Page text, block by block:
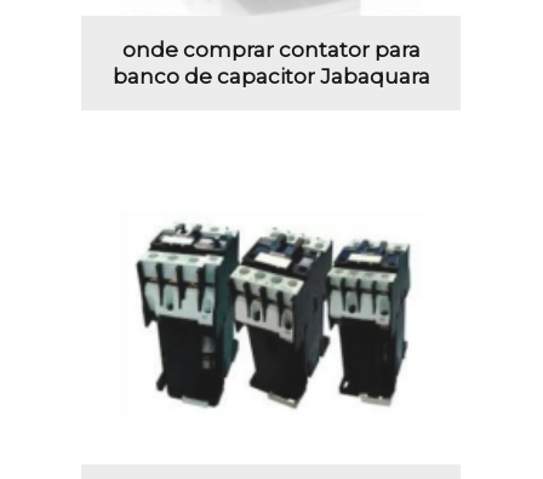
onde comprar contator para
banco de capacitor Jabaquara